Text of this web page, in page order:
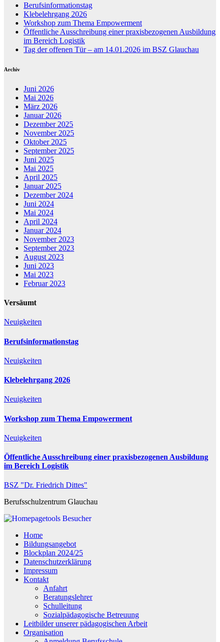
Berufsinformationstag
Klebelehrgang 2026
Workshop zum Thema Empowerment
Öffentliche Ausschreibung einer praxisbezogenen Ausbildung
im Bereich Logistik
Tag der offenen Tür – am 14.01.2026 im BSZ Glauchau
Archiv
Juni 2026
Mai 2026
März 2026
Januar 2026
Dezember 2025
November 2025
Oktober 2025
September 2025
Juni 2025
Mai 2025
April 2025
Januar 2025
Dezember 2024
Juni 2024
Mai 2024
April 2024
Januar 2024
November 2023
September 2023
August 2023
Juni 2023
Mai 2023
Februar 2023
Versäumt
Neuigkeiten
Berufsinformationstag
Neuigkeiten
Klebelehrgang 2026
Neuigkeiten
Workshop zum Thema Empowerment
Neuigkeiten
Öffentliche Ausschreibung einer praxisbezogenen Ausbildung
im Bereich Logistik
BSZ "Dr. Friedrich Dittes"
Berufsschulzentrum Glauchau
Besucher
Home
Bildungsangebot
Blockplan 2024/25
Datenschutzerklärung
Impressum
Kontakt
Anfahrt
Beratungslehrer
Schulleitung
Sozialpädagogische Betreuung
Leitbilder unserer pädagogischen Arbeit
Organisation